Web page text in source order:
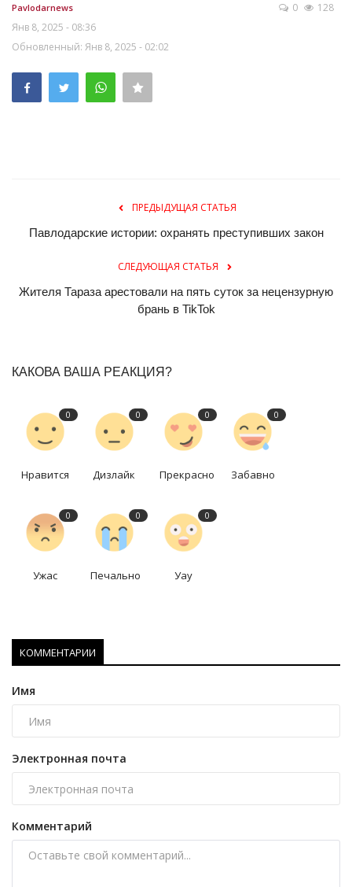
Pavlodarnews
Янв 8, 2025 - 08:36
Обновленный: Янв 8, 2025 - 02:02
0 128
ПРЕДЫДУЩАЯ СТАТЬЯ
Павлодарские истории: охранять преступивших закон
СЛЕДУЮЩАЯ СТАТЬЯ
Жителя Тараза арестовали на пять суток за нецензурную
брань в TikTok
КАКОВА ВАША РЕАКЦИЯ?
0
Нравится
0
Дизлайк
0
Прекрасно
0
Забавно
0
Ужас
0
Печально
0
Уау
КОММЕНТАРИИ
Имя
Электронная почта
Комментарий